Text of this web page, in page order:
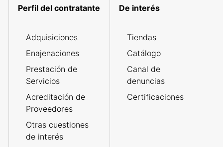
Perfil del contratante
Adquisiciones
Enajenaciones
Prestación de
Servicios
Acreditación de
Proveedores
Otras cuestiones
de interés
De interés
Tiendas
Catálogo
Canal de
denuncias
Certificaciones